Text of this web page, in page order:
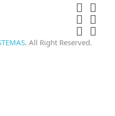
 
 
 
. All Right Reserved.